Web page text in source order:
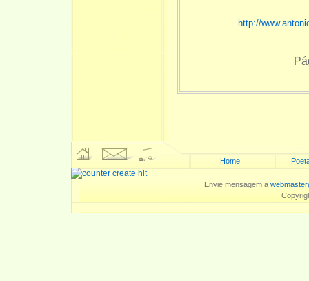
http://
Home
Envie mensagem a